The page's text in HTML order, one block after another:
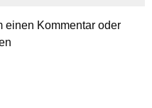
einen Kommentar oder